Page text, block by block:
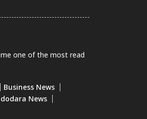
one of the most read
Business News
News